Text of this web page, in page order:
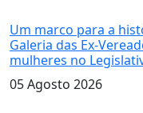
Um marco para a
Galeria das Ex-
mulheres no
05 Agosto 2026